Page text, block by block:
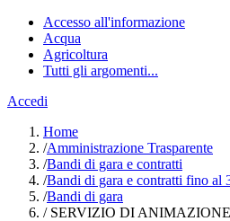
Accesso all'informazione
Acqua
Agricoltura
Tutti gli argomenti...
Accedi
Home
/Amministrazione Trasparente
/Bandi di gara e contratti
/Bandi di gara e contratti fino al
/Bandi di gara
/SERVIZIO DI